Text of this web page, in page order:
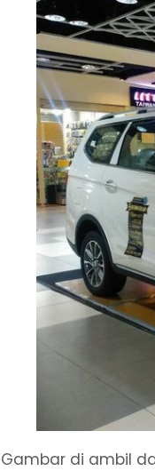
Gambar di ambil